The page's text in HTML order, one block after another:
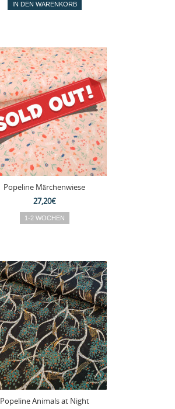
Popeline Märchenwiese
27,20€
Popeline Animals at Night